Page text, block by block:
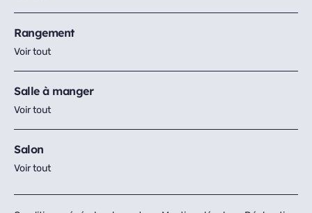
Rangement
Voir tout
Salle à manger
Voir tout
Salon
Voir tout